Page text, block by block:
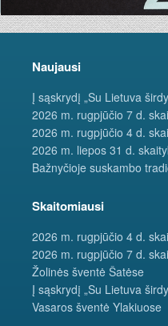
Naujausi
Į sąskrydį „Su Lietuva
2026 m. rugpjūčio 7 d.
2026 m. rugpjūčio 4 d.
2026 m. liepos 31 d.
Bažnyčioje suskambo
Skaitomiausi
2026 m. rugpjūčio 4 d.
2026 m. rugpjūčio 7 d.
Žolinės šventė Šatėse
Į sąskrydį „Su Lietuva
Vasaros šventė Ylakiuose